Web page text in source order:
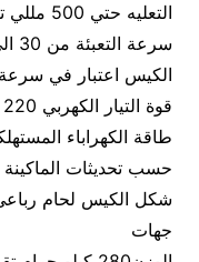
التعليه حتي 500 مللي تقريبي
الكيس اعتبار في سرعة
قوة التيار الكهربي 220 فولت
حسب تحديثات الماكينة
شكل الكيس لحام
جهات